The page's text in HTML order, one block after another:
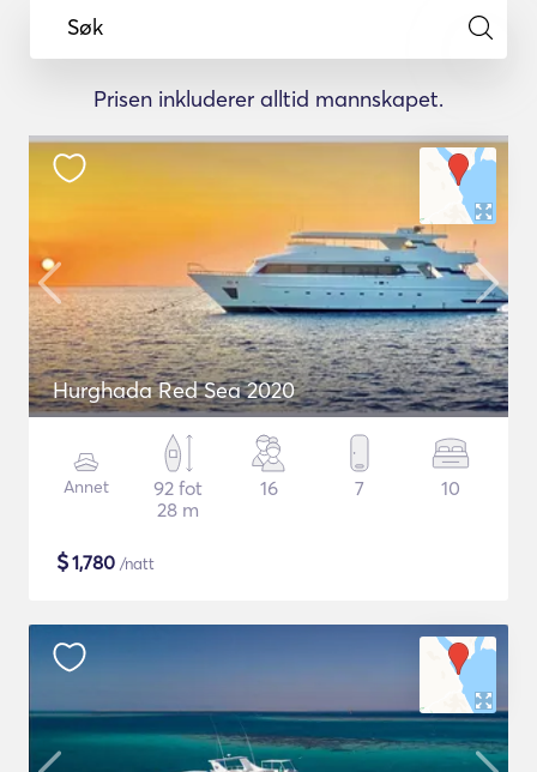
Søk
Prisen inkluderer alltid mannskapet.
Hurghada Red Sea 2020
Annet
92 fot
28 m
16 7 10
$1,780 /natt